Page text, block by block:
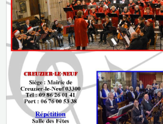
Contact
Discographie
Espace Adhérents